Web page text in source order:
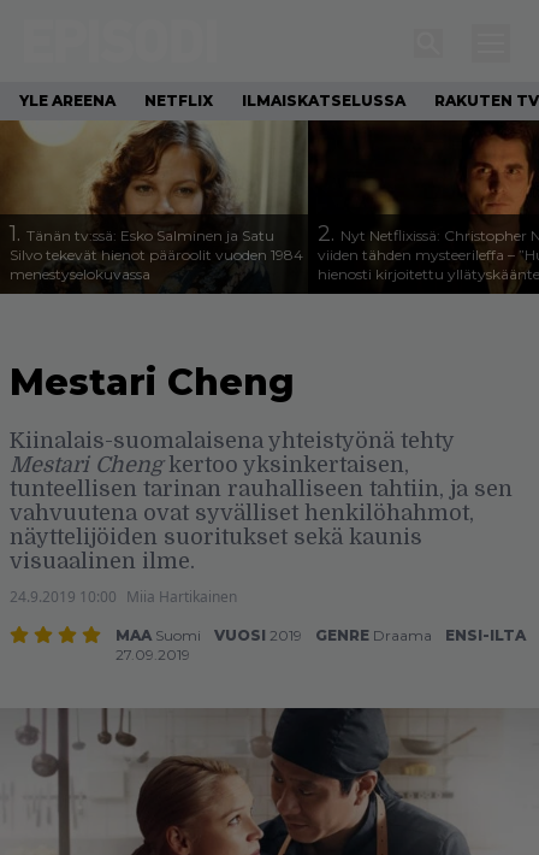
YLE AREENA NETFLIX ILMAISKATSELUSSA RAKUTEN TV
1. Tänän tv:ssä: Esko Salminen ja Satu
Silvo tekevät hienot pääroolit vuoden 1984
menestyselokuvassa
2. Nyt Netflixissä: Christopher
viiden tähden mysteerileffa –
hienosti kirjoitettu
Mestari Cheng
Kiinalais-suomalaisena yhteistyönä tehty
Mestari Chengkertoo yksinkertaisen,
tunteellisen tarinan rauhalliseen tahtiin, ja sen
vahvuutena ovat syvälliset henkilöhahmot,
näyttelijöiden suoritukset sekä kaunis
visuaalinen ilme.
24.9.2019 10:00 Miia Hartikainen
MAA Suomi VUOSI 2019 GENRE Draama
ENSI-ILTA
27.09.2019